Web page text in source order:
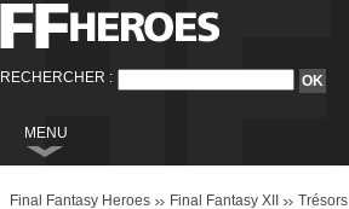
RECHERCHER :
MENU
Final Fantasy Heroes Final Fantasy XII Trésors